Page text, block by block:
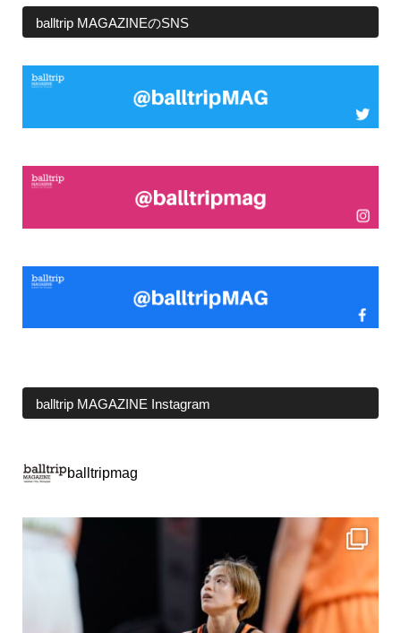
balltrip MAGAZINEのSNS
balltrip MAGAZINE Instagram
balltripmag